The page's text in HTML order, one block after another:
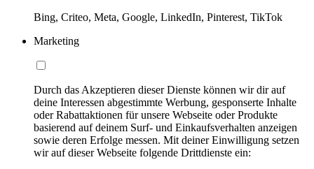
Bing, Criteo, Meta, Google, LinkedIn, Pinterest, TikTok
Marketing
Durch das Akzeptieren dieser Dienste können wir dir auf
deine Interessen abgestimmte Werbung, gesponserte Inhalte
oder Rabattaktionen für unsere Webseite oder Produkte
basierend auf deinem Surf- und Einkaufsverhalten anzeigen
sowie deren Erfolge messen. Mit deiner Einwilligung setzen
wir auf dieser Webseite folgende Drittdienste ein: